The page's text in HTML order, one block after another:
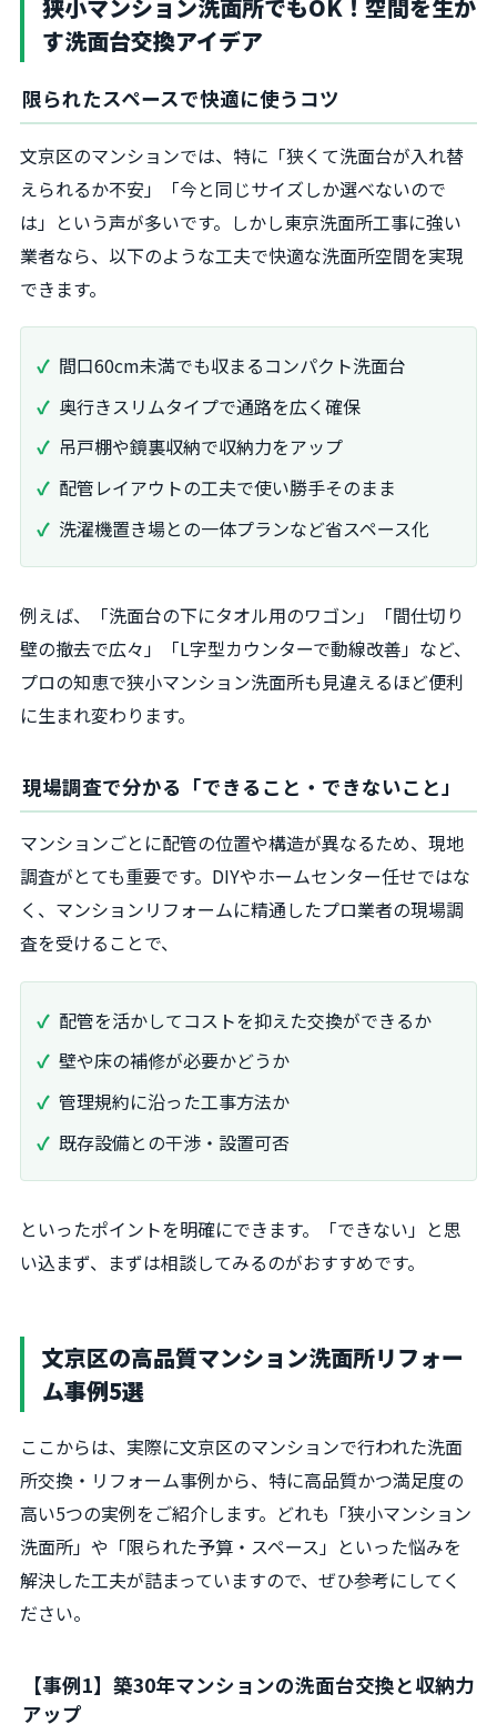
狭小マンション洗面所でもOK！空間を生か
す洗面台交換アイデア
限られたスペースで快適に使うコツ
文京区のマンションでは、特に「狭くて洗面台が入れ替
えられるか不安」「今と同じサイズしか選べないので
は」という声が多いです。しかし東京洗面所工事に強い
業者なら、以下のような工夫で快適な洗面所空間を実現
できます。
間口60cm未満でも収まるコンパクト洗面台
奥行きスリムタイプで通路を広く確保
吊戸棚や鏡裏収納で収納力をアップ
配管レイアウトの工夫で使い勝手そのまま
洗濯機置き場との一体プランなど省スペース化
例えば、「洗面台の下にタオル用のワゴン」「間仕切り
壁の撤去で広々」「L字型カウンターで動線改善」など、
プロの知恵で狭小マンション洗面所も見違えるほど便利
に生まれ変わります。
現場調査で分かる「できること・できないこと」
マンションごとに配管の位置や構造が異なるため、現地
調査がとても重要です。DIYやホームセンター任せではな
く、マンションリフォームに精通したプロ業者の現場調
査を受けることで、
配管を活かしてコストを抑えた交換ができるか
壁や床の補修が必要かどうか
管理規約に沿った工事方法か
既存設備との干渉・設置可否
といったポイントを明確にできます。「できない」と思
い込まず、まずは相談してみるのがおすすめです。
文京区の高品質マンション洗面所リフォー
ム事例5選
ここからは、実際に文京区のマンションで行われた洗面
所交換・リフォーム事例から、特に高品質かつ満足度の
高い5つの実例をご紹介します。どれも「狭小マンション
洗面所」や「限られた予算・スペース」といった悩みを
解決した工夫が詰まっていますので、ぜひ参考にしてく
ださい。
【事例1】築30年マンションの洗面台交換と収納力
アップ